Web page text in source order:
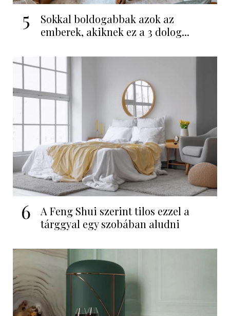
5
Sokkal boldogabbak azok az
emberek, akiknek ez a 3 dolog...
6
A Feng Shui szerint tilos ezzel a
tárggyal egy szobában aludni